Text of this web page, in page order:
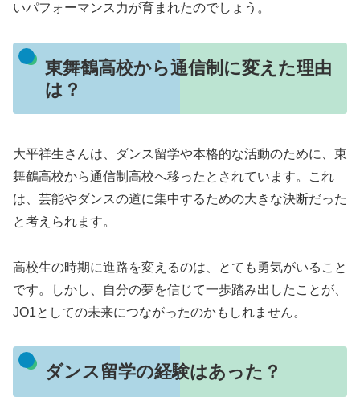
いパフォーマンス力が育まれたのでしょう。
東舞鶴高校から通信制に変えた理由
は？
大平祥生さんは、ダンス留学や本格的な活動のために、東
舞鶴高校から通信制高校へ移ったとされています。これ
は、芸能やダンスの道に集中するための大きな決断だった
と考えられます。
高校生の時期に進路を変えるのは、とても勇気がいること
です。しかし、自分の夢を信じて一歩踏み出したことが、
JO1としての未来につながったのかもしれません。
ダンス留学の経験はあった？